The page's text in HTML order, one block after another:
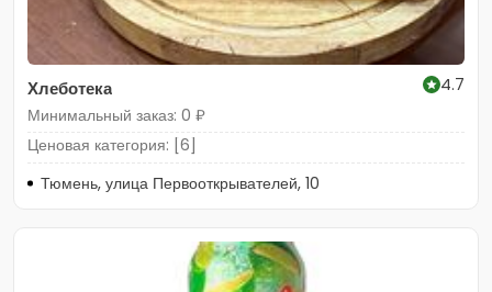
Хлеботека
4.7
Минимальный заказ: 0 ₽
Ценовая категория: [6]
Тюмень, улица Первооткрывателей, 10